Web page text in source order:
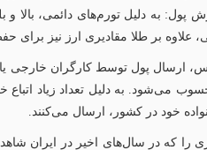
به دلیل تورم‌های دائمی، بالا و
علاوه بر طلا مقادیری ارز نیز
ارسال پول توسط کارگران
می‌شود. به دلیل تعداد زیاد
خود در کشور، ارسال می‌کنند.
که در سال‌های اخیر در ایران شاهد